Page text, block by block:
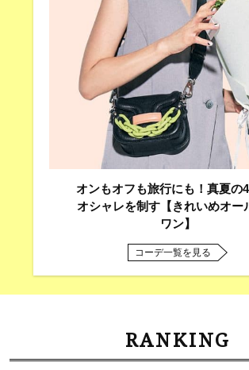
オンもオフも旅行にも！真夏の
オシャレを制す【きれいめオー
ワン】
コーデ一覧を見る
RANKING